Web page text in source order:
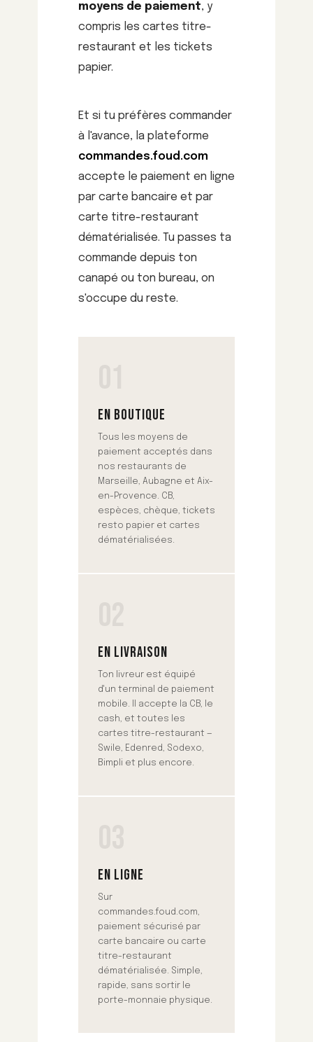
moyens de paiement, y
compris les cartes titre-
restaurant et les tickets
papier.
Et si tu préfères commander
à l'avance, la plateforme
commandes.foud.com
accepte le paiement en ligne
par carte bancaire et par
carte titre-restaurant
dématérialisée. Tu passes ta
commande depuis ton
canapé ou ton bureau, on
s'occupe du reste.
EN BOUTIQUE
Tous les moyens de
paiement acceptés dans
nos restaurants de
Marseille, Aubagne et Aix-
en-Provence. CB,
espèces, chèque, tickets
resto papier et cartes
dématérialisées.
EN LIVRAISON
Ton livreur est équipé
d'un terminal de paiement
mobile. Il accepte la CB, le
cash, et toutes les
cartes titre-restaurant —
Swile, Edenred, Sodexo,
Bimpli et plus encore.
EN LIGNE
Sur
commandes.foud.com,
paiement sécurisé par
carte bancaire ou carte
titre-restaurant
dématérialisée. Simple,
rapide, sans sortir le
porte-monnaie physique.